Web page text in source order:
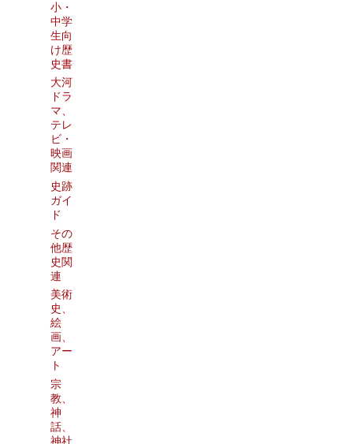
小・
中学
生向
け歴
史書
大河
ドラ
マ、
テレ
ビ・
映画
関連
史跡
ガイ
ド
その
他歴
史関
連
美術
史、
絵
画、
アー
ト
宗
教、
神
話、
神社